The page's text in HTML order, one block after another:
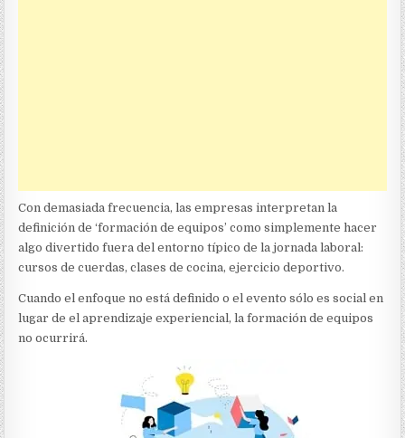
Con demasiada frecuencia, las empresas interpretan la
definición de ‘formación de equipos’ como simplemente hacer
algo divertido fuera del entorno típico de la jornada laboral:
cursos de cuerdas, clases de cocina, ejercicio deportivo.
Cuando el enfoque no está definido o el evento sólo es social en
lugar de el aprendizaje experiencial, la formación de equipos
no ocurrirá.